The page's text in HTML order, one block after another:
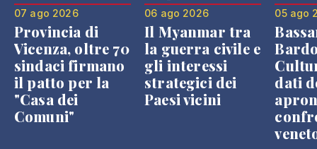
07 ago 2026
Provincia di
Vicenza, oltre 70
sindaci firmano
il patto per la
"Casa dei
Comuni"
06 ago 2026
Il Myanmar tra
la guerra civile e
gli interessi
strategici dei
Paesi vicini
05 ago
dati